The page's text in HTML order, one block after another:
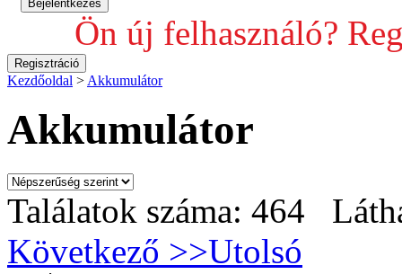
Ön új felhasználó?
Kezdőoldal > Akkumulátor
Akkumulátor
Találatok száma: 464
Következő >>Utolsó